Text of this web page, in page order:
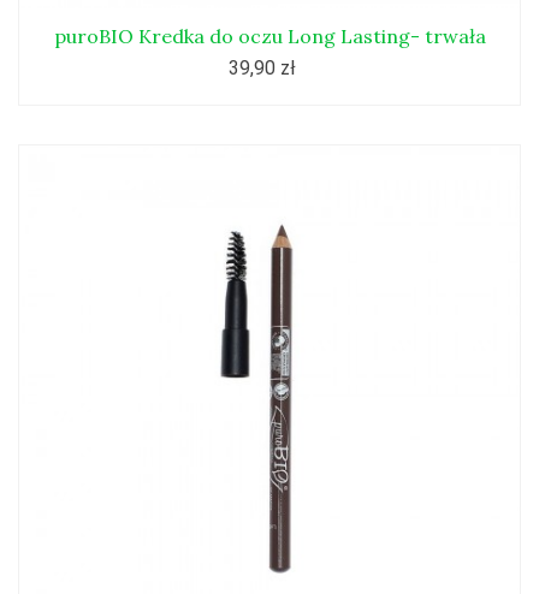
puroBIO Kredka do oczu Long Lasting- trwała
39,90 zł